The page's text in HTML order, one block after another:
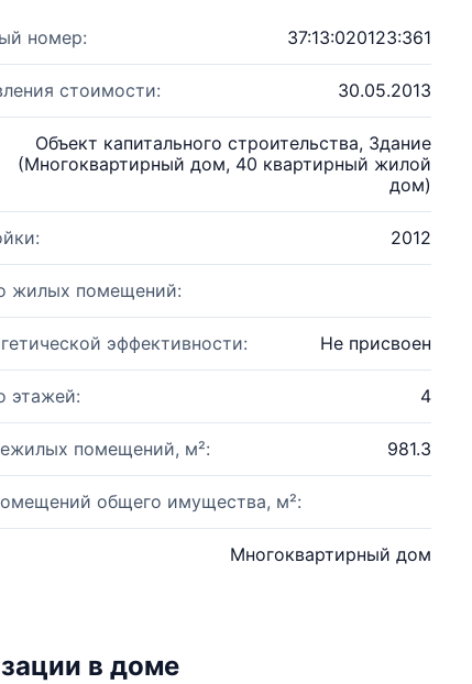
номер: 37:13:020123:361
стоимости: 30.05.2013
Объект капитального строительства, Здание
(Многоквартирный дом, 40 квартирный жилой
дом)
2012
жилых помещений:
эффективности: Не присвоен
этажей: 4
помещений, м²: 981.3
общего имущества, м²:
Многоквартирный дом
в доме